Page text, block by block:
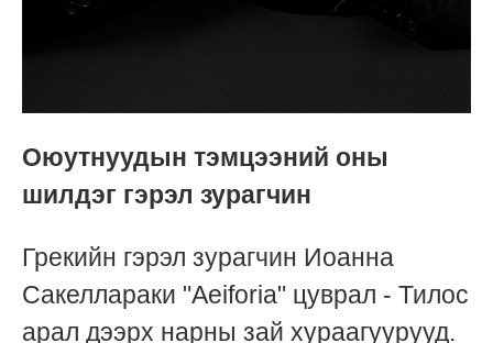
Оюутнуудын тэмцээний оны
шилдэг гэрэл зурагчин
Грекийн гэрэл зурагчин Иоанна
Сакеллараки "Aeiforia" цуврал - Тилос
арал дээрх нарны зай хураагуурууд.